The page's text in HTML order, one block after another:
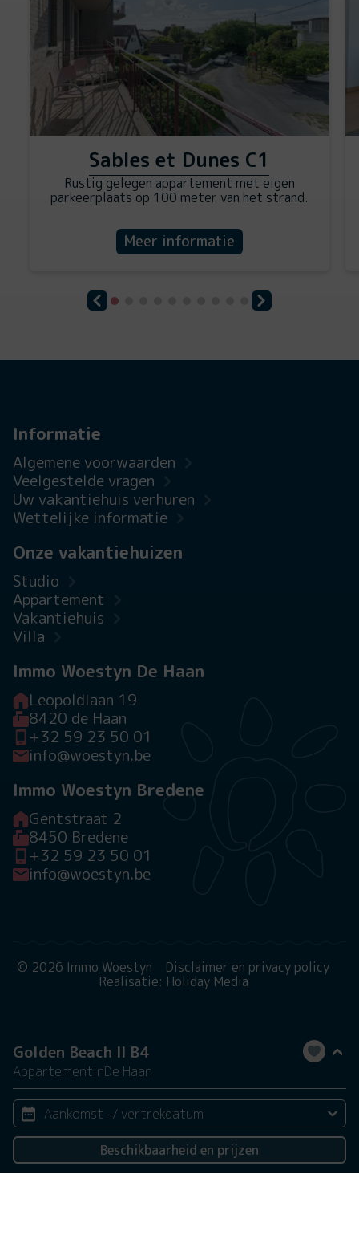
Golden Beach II B4
AppartementinDe Haan
Aankomst -/ vertrekdatum
2 personenBeschikbaarheid en prijzen
Sables et Dunes C1
Rustig gelegen appartement met eigen
parkeerplaats op 100 meter van het strand.
Meer informatie
Informatie
Algemene voorwaarden
Veelgestelde vragen
Uw vakantiehuis verhuren
Wettelijke informatie
Onze vakantiehuizen
Studio
Appartement
Vakantiehuis
Villa
Immo Woestyn De Haan
Leopoldlaan 19
8420 de Haan
+32 59 23 50 01
info@woestyn.be
Immo Woestyn Bredene
Gentstraat 2
8450 Bredene
+32 59 23 50 01
info@woestyn.be
© 2026 Immo Woestyn
Disclaimer en privacy policy
Realisatie: Holiday Media